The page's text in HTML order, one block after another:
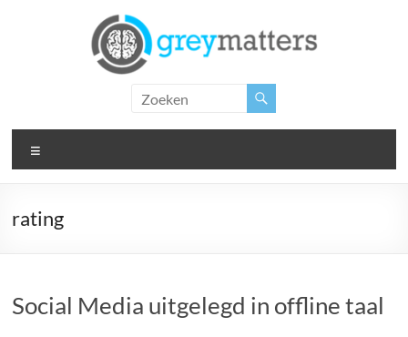
Matters
Insight.
Inspiration.
rating
Social Media uitgelegd in offline taal